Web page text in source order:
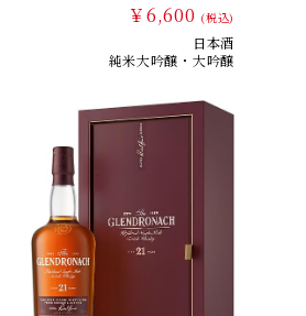
￥6,600 (税込)
日本酒
純米大吟醸・大吟醸